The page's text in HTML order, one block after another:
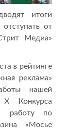
итоги
от
Медиа»
в рейтинге
реклама»
нашей
Конкурса
работу по
«Мосье